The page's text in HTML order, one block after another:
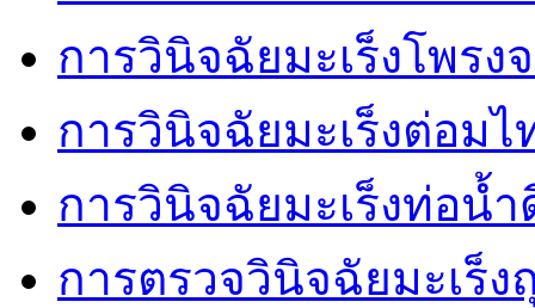
การวินิจฉัยมะเร็งโพรง
การวินิจฉัยมะเร็งต่อมไ
การวินิจฉัยมะเร็งท่อน้ำ
การตรวจวินิจฉัยมะเร็ง